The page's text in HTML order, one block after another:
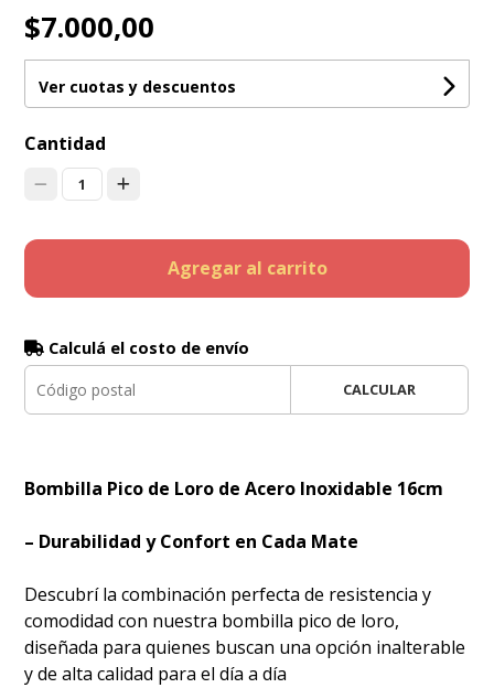
$7.000,00
Ver cuotas y descuentos
Cantidad
1
Agregar al carrito
Calculá el costo de envío
CALCULAR
Bombilla Pico de Loro de Acero Inoxidable 16cm
– Durabilidad y Confort en Cada Mate
​Descubrí la combinación perfecta de resistencia y
comodidad con nuestra bombilla pico de loro,
diseñada para quienes buscan una opción inalterable
y de alta calidad para el día a día